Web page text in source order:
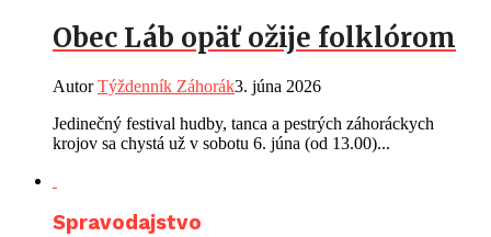
Obec Láb opäť ožije folklórom
AutorTýždenník Záhorák3. júna 2026
Jedinečný festival hudby, tanca a pestrých záhoráckych
krojov sa chystá už v sobotu 6. júna (od 13.00)...
Spravodajstvo